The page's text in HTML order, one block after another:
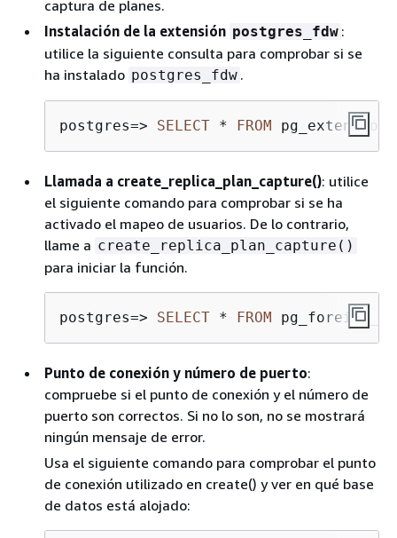
captura de planes.
Instalación de la extensión postgres_fdw :
utilice la siguiente consulta para comprobar si se
ha instalado postgres_fdw .
postgres=> SELECT * FROM pg_extension
Llamada a create_replica_plan_capture(): utilice
el siguiente comando para comprobar si se ha
activado el mapeo de usuarios. De lo contrario,
llame a create_replica_plan_capture()
para iniciar la función.
postgres=> SELECT * FROM
Punto de conexión y número de puerto:
compruebe si el punto de conexión y el número de
puerto son correctos. Si no lo son, no se mostrará
ningún mensaje de error.
Usa el siguiente comando para comprobar el punto
de conexión utilizado en create() y ver en qué base
de datos está alojado: